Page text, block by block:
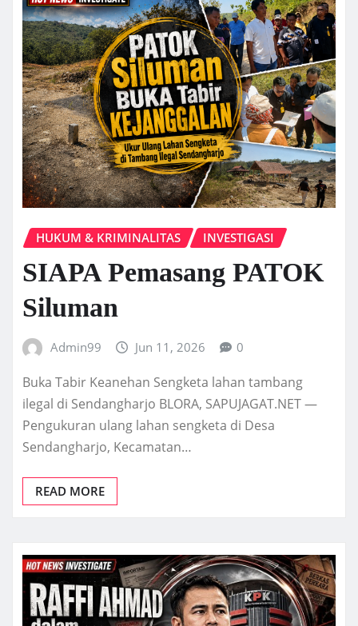
HUKUM & KRIMINALITAS INVESTIGASI
SIAPA Pemasang PATOK
Siluman
Admin99 Jun 11, 2026 0
Buka Tabir Keanehan Sengketa lahan tambang
ilegal di Sendangharjo BLORA, SAPUJAGAT.NET —
Pengukuran ulang lahan sengketa di Desa
Sendangharjo, Kecamatan…
READ MORE